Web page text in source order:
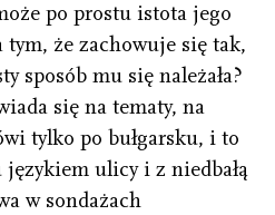
po prostu istota jego
że zachowuje się tak,
sposób mu się należała?
się na tematy, na
tylko po bułgarsku, i to
ulicy i z niedbałą
w sondażach